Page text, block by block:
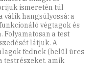
ismeretén túl
válik hangsúlyossá: a
végtagok és
Folyamatosan a test
látjuk. A
fednek (belül üres
testrészeket, amik